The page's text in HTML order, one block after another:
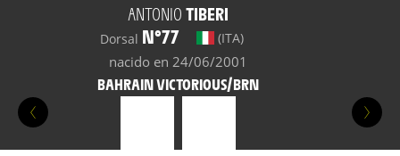
ANTONIO TIBERI
Dorsal N°77 (ITA)
nacido en 24/06/2001
BAHRAIN VICTORIOUS/BRN